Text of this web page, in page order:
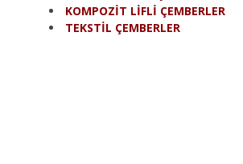
KOMPOZİT LİFLİ ÇEMBERLER
TEKSTİL ÇEMBERLER